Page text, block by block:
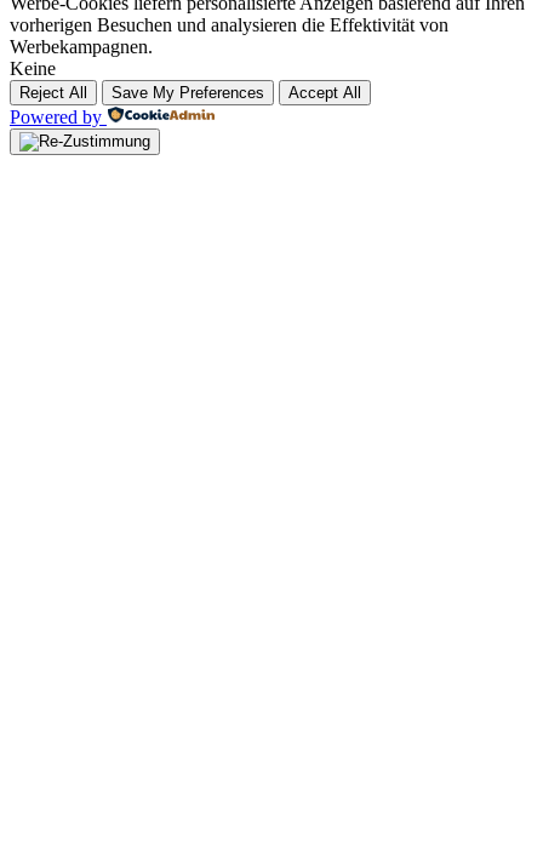
vorherigen Besuchen und analysieren die Effektivität von
Werbekampagnen.
Keine
Reject All Save My Preferences Accept All
Powered by